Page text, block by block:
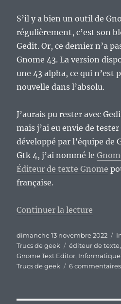
S’il y a bien un outil de
régulièrement, c’est son
Gedit. Or, ce dernier n’a
Gnome 43. La version
une 43 alpha, ce qui n’est
nouvelle dans l’absolu.
J’aurais pu rester avec
mais j’ai eu envie de
développé par l’équipe de
Gtk 4, j’ai nommé le
Éditeur de texte Gnome
française.
Continuer la lecture
Publié
le
dimanche 13 novembre 2022
Trucs de geek
Étiquettes
éditeur de texte
Gnome Text Editor, Informatique,
Trucs de geek
6 commentaires